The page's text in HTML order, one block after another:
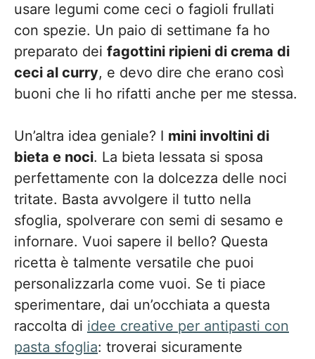
usare legumi come ceci o fagioli frullati
con spezie. Un paio di settimane fa ho
preparato dei fagottini ripieni di crema di
ceci al curry, e devo dire che erano così
buoni che li ho rifatti anche per me stessa.
Un’altra idea geniale? I mini involtini di
bieta e noci. La bieta lessata si sposa
perfettamente con la dolcezza delle noci
tritate. Basta avvolgere il tutto nella
sfoglia, spolverare con semi di sesamo e
infornare. Vuoi sapere il bello? Questa
ricetta è talmente versatile che puoi
personalizzarla come vuoi. Se ti piace
sperimentare, dai un’occhiata a questa
raccolta di idee creative per antipasti con
pasta sfoglia: troverai sicuramente